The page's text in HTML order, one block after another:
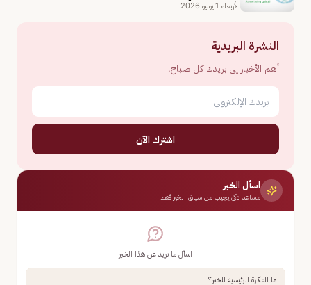
الأربعاء 1 يوليو 2026
النشرة البريدية
أهم الأخبار إلى بريدك كل صباح.
اشترك الآن
اسأل الخبر
مساعد ذكي يجيب من سياق الخبر فقط
اسأل ما تريد عن هذا الخبر
ما الفكرة الرئيسية للخبر؟